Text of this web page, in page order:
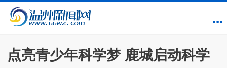
点亮青少年科学梦 鹿城启动科学